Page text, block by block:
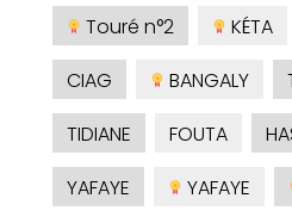
Touré n°2
KÉTA
CIAG
BANGALY
TIDIANE
FOUTA
YAFAYE
YAFAYE